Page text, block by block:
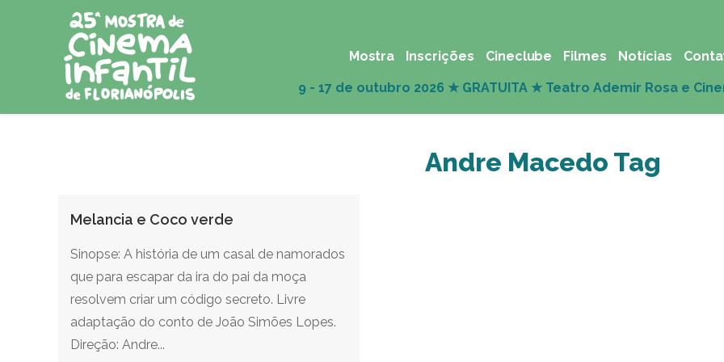
Mostra Inscrições Cineclube Filmes Notícias
Andre Macedo Tag
Melancia e Coco verde
Sinopse: A história de um casal de namorados
que para escapar da ira do pai da moça
resolvem criar um código secreto. Livre
adaptação do conto de João Simões Lopes.
Direção: Andre...